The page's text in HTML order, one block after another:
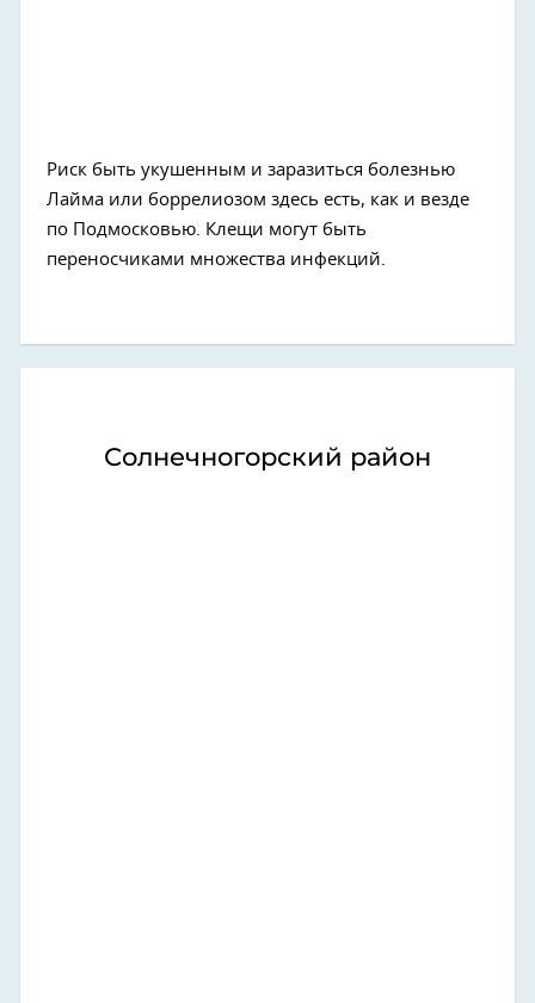
Риск быть укушенным и заразиться болезнью
Лайма или боррелиозом здесь есть, как и везде
по Подмосковью. Клещи могут быть
переносчиками множества инфекций.
Солнечногорский район